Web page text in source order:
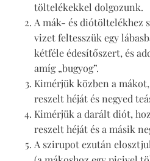
töltelékekkel dolgozunk.
A mák- és diótöltelékhez
vizet feltesszük egy
kétféle édesítőszert, és
amíg „bugyog”.
Kimérjük közben a
reszelt héját és negyed
Kimérjük a darált diót,
reszelt héját és a másik
A szirupot ezután